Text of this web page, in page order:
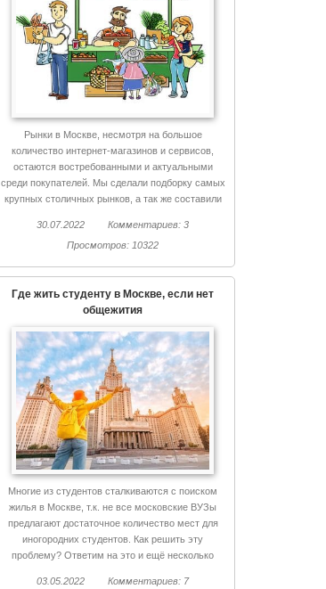
Рынки в Москве, несмотря на большое
количество интернет-магазинов и сервисов,
остаются востребованными и актуальными
среди покупателей. Мы сделали подборку самых
крупных столичных рынков, а так же составили
с каждым рынком.
30.07.2022
Комментариев: 3
Просмотров: 10322
Где жить студенту в Москве, если нет
общежития
Многие из студентов сталкиваются с поиском
жилья в Москве, т.к. не все московские ВУЗы
предлагают достаточное количество мест для
иногородних студентов. Как решить эту
проблему? Ответим на это и ещё несколько
03.05.2022
Комментариев: 7